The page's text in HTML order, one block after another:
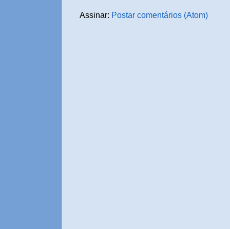
Assinar: Postar comentários (Atom)